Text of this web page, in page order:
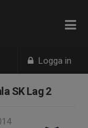
Logga in
SK Lag 2